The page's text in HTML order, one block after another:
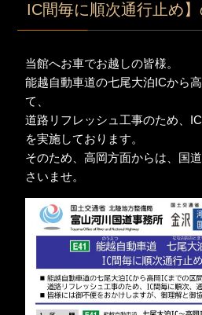
IC間毎に順次通行止め
当館へお車でお越しの皆様。
能越自動車道の七尾大泊ICから
て、
道路リフレッシュ工事のため、
を実施しております。
そのため、高岡方面からは、国
さいませ。